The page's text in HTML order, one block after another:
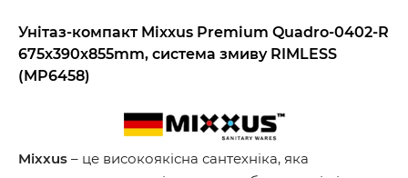
Унітаз-компакт Mixxus Premium Quadro-0402-R
675x390x855mm, система змиву RIMLESS
(MP6458)
Mixxus – це високоякісна сантехніка, яка